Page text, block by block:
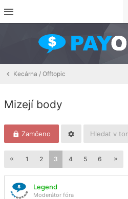
Kecárna / Offtopic
Mizejí body
Zamčeno
1 2 3 4 5 6
Legend
Moderátor fóra